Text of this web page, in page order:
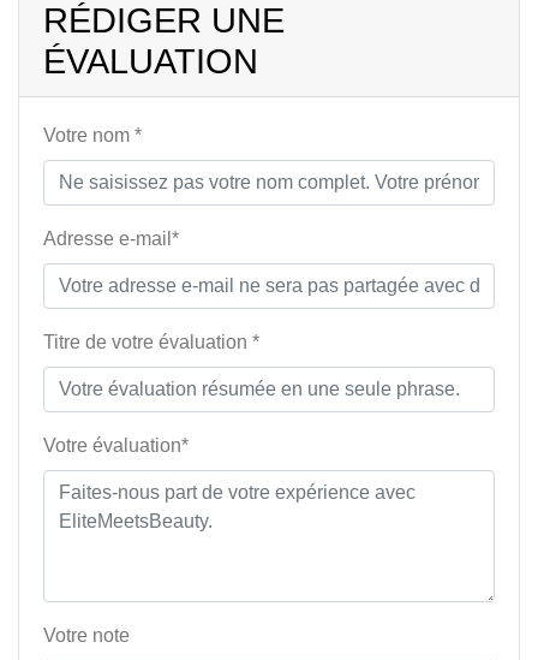
RÉDIGER UNE
ÉVALUATION
Votre nom *
Adresse e-mail*
Titre de votre évaluation *
Votre évaluation*
Votre note